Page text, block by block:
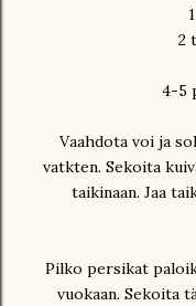
2
4-5
Vaahdota voi ja
vatkten. Sekoita
taikinaan. Jaa
Pilko persikat
vuokaan. Sekoita